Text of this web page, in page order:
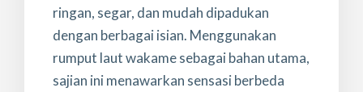
ringan, segar, dan mudah dipadukan
dengan berbagai isian. Menggunakan
rumput laut wakame sebagai bahan utama,
sajian ini menawarkan sensasi berbeda